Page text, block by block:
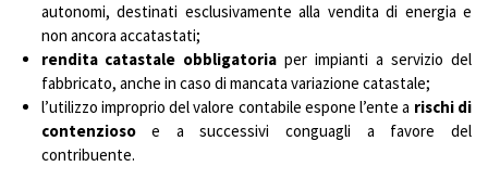
autonomi, destinati esclusivamente alla vendita di energia e
non ancora accatastati;
rendita catastale obbligatoria per impianti a servizio del
fabbricato, anche in caso di mancata variazione catastale;
l’utilizzo improprio del valore contabile espone l’ente a rischi di
contenziosoe a successivi conguagli a favore del
contribuente.